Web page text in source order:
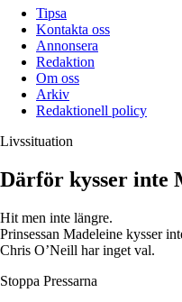
Tipsa
Kontakta oss
Annonsera
Redaktion
Om oss
Arkiv
Redaktionell policy
Livssituation
Därför kysser inte
Hit men inte längre.
Prinsessan Madeleine kysser
Chris O’Neill har inget val.
Stoppa Pressarna